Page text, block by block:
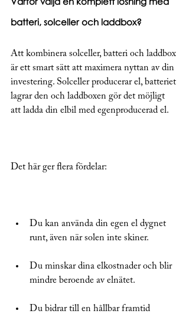
batteri, solceller och laddbox?
Att kombinera solceller, batteri och laddbox
är ett smart sätt att maximera nyttan av din
investering. Solceller producerar el, batteriet
lagrar den och laddboxen gör det möjligt
att ladda din elbil med egenproducerad el.
Det här ger flera fördelar:
Du kan använda din egen el dygnet
runt, även när solen inte skiner.
Du minskar dina elkostnader och blir
mindre beroende av elnätet.
Du bidrar till en hållbar framtid